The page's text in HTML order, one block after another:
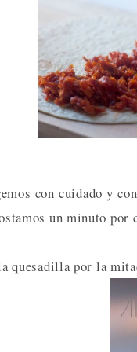
con cuidado y
un minuto por
quesadilla por la